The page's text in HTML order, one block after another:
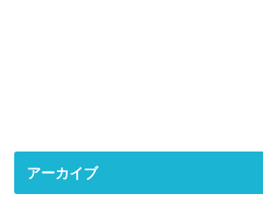
アーカイブ